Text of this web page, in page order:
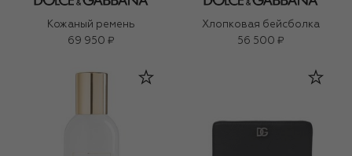
Кожаный ремень
69 950 ₽
Хлопковая бейсболка
56 500 ₽